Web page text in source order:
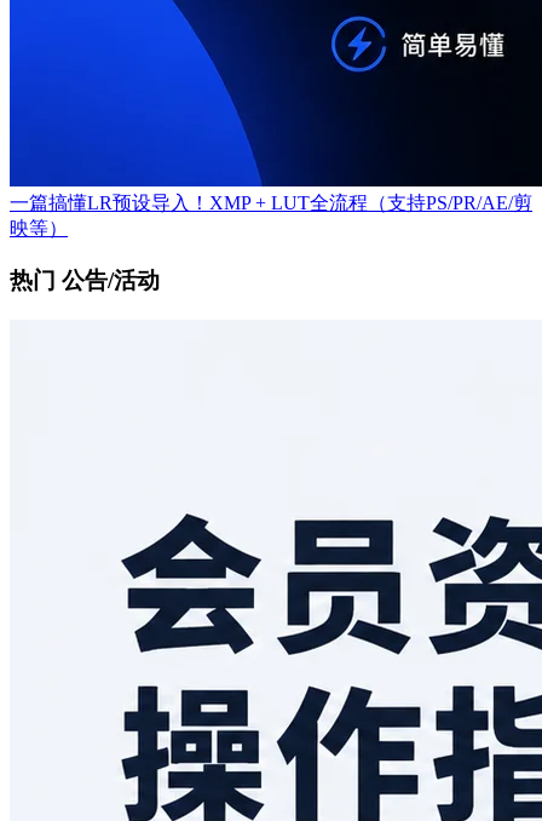
一篇搞懂LR预设导入！XMP + LUT全流程（支持PS/PR/AE/剪
映等）
热门 公告/活动